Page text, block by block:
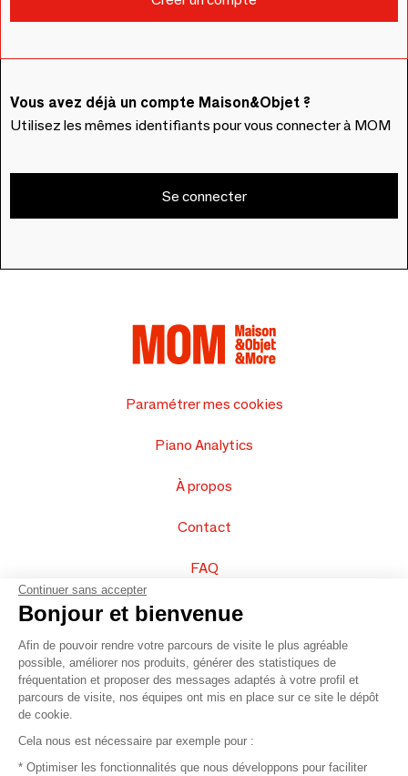
Vous avez déjà un compte Maison&Objet ?
Utilisez les mêmes identifiants pour vous connecter à MOM
Se connecter
Paramétrer mes cookies
Piano Analytics
À propos
Contact
FAQ
Vendez vos produits
Plan du site
© 2016 –Organisation SAFI
Continuer sans accepter
Bonjour et bienvenue
Afin de pouvoir rendre votre parcours de visite le plus agréable
possible, améliorer nos produits, générer des statistiques de
fréquentation et proposer des messages adaptés à votre profil et
parcours de visite, nos équipes ont mis en place sur ce site le dépôt
de cookie.
Cela nous est nécessaire par exemple pour :
* Optimiser les fonctionnalités que nous développons pour faciliter